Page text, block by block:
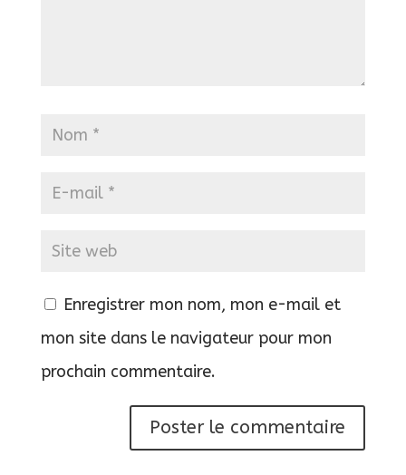
Enregistrer mon nom, mon e-mail et
mon site dans le navigateur pour mon
prochain commentaire.